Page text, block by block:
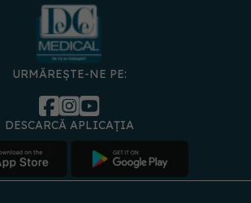
URMĂREȘTE-NE PE:
de
Politica Gestionați Contact